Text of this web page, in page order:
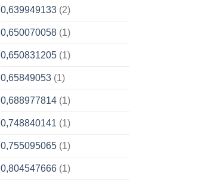
0,639949133(2)
0,650070058(1)
0,650831205(1)
0,65849053(1)
0,688977814(1)
0,748840141 (1)
0,755095065(1)
0,804547666(1)